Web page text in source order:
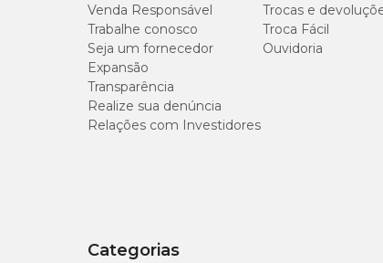
Venda Responsável
Trabalhe conosco
Seja um fornecedor
Expansão
Transparência
Realize sua denúncia
Relações com Investidores
Trocas e
Troca Fácil
Ouvidoria
Categorias